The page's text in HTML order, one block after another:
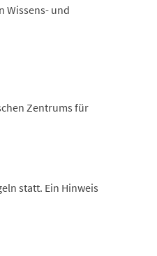
Wissens- und
Zentrums für
statt. Ein Hinweis